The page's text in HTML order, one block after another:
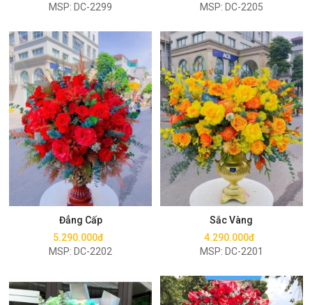
MSP: DC-2299 MSP: DC-2205
Đẳng Cấp
5.290.000đ
MSP: DC-2202
Mua ngay
Sắc Vàng
4.290.000đ
MSP: DC-2201
Mua ngay